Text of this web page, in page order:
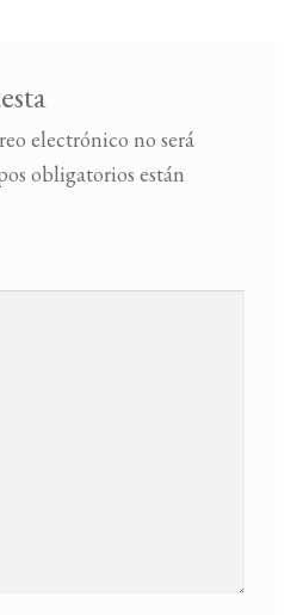
electrónico no será
obligatorios están